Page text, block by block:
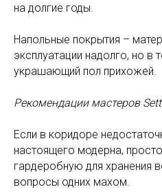
на долгие годы.
Напольные покрытия –
эксплуатации надолго, но в
украшающий пол прихожей.
Рекомендации мастеров
Если в коридоре
настоящего модерна,
гардеробную для хранения
вопросы одних махом.